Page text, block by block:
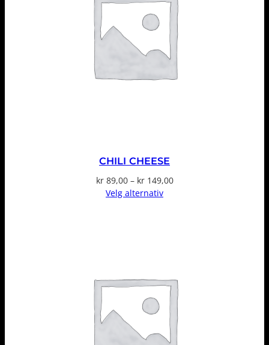
CHILI CHEESE
kr89,00 – kr149,00Prisområde:
Velg alternativ